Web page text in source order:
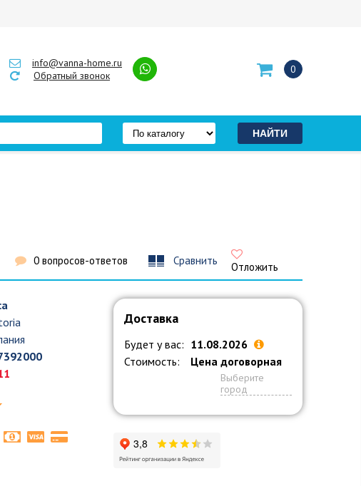
info@vanna-home.ru
Обратный звонок
0
0 вопросов-ответов Сравнить Отложить
Доставка
Будет у вас: 11.08.2026
Стоимость:
Цена договорная
Выберите
город